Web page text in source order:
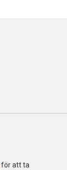
för att ta